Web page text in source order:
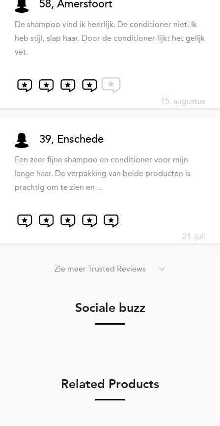
58, Amersfoort
De shampoo vind ik heerlijk. De conditioner niet. Ik
heb stijl, slap haar. Door de conditioner lijkt het gelijk
vet.
15. augustus
39, Enschede
Een zeer fijne shampoo en conditioner voor mijn
lange haar. De verpakking van beide producten is
prachtig om te zien en ...
21. juli
Zie meer Trusted Reviews
Sociale buzz
Related Products